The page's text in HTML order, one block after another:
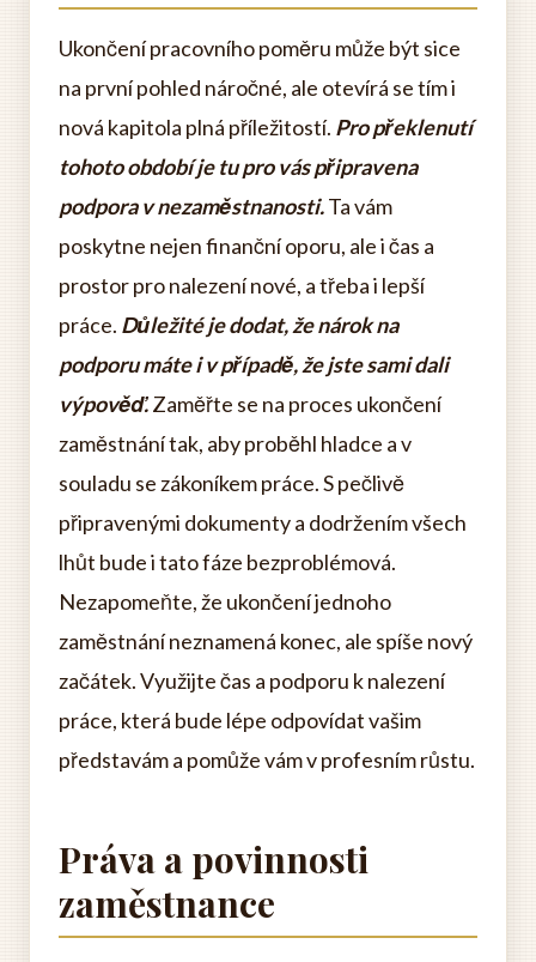
Ukončení pracovního poměru může být sice
na první pohled náročné, ale otevírá se tím i
nová kapitola plná příležitostí. Pro překlenutí
tohoto období je tu pro vás připravena
podpora v nezaměstnanosti.Ta vám
poskytne nejen finanční oporu, ale i čas a
prostor pro nalezení nové, a třeba i lepší
práce. Důležité je dodat, že nárok na
podporu máte i v případě, že jste sami dali
výpověď.Zaměřte se na proces ukončení
zaměstnání tak, aby proběhl hladce a v
souladu se zákoníkem práce. S pečlivě
připravenými dokumenty a dodržením všech
lhůt bude i tato fáze bezproblémová.
Nezapomeňte, že ukončení jednoho
zaměstnání neznamená konec, ale spíše nový
začátek. Využijte čas a podporu k nalezení
práce, která bude lépe odpovídat vašim
představám a pomůže vám v profesním růstu.
Práva a povinnosti
zaměstnance